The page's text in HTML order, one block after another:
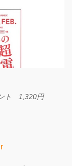
ント 1,320円